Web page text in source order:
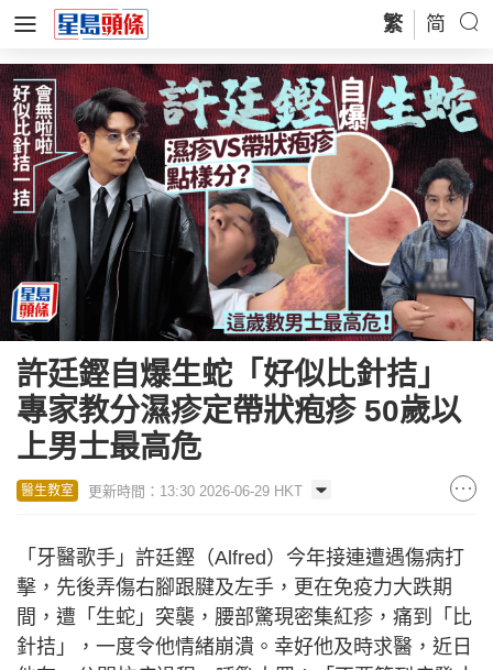
繁 简
許廷鏗自爆生蛇「好似比針拮」
專家教分濕疹定帶狀疱疹 50歲以
上男士最高危
醫生教室 更新時間：13:30 2026-06-29 HKT
「牙醫歌手」許廷鏗（Alfred）今年接連遭遇傷病打
擊，先後弄傷右腳跟腱及左手，更在免疫力大跌期
間，遭「生蛇」突襲，腰部驚現密集紅疹，痛到「比
針拮」，一度令他情緒崩潰。幸好他及時求醫，近日